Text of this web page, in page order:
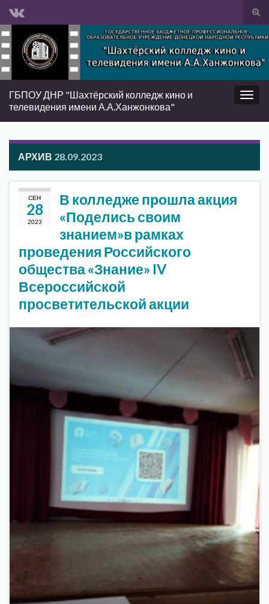
Вкл/
Search for:
Вкл/
ГБПОУ ДНР "Шахтёрский колледж кино и
телевидения имени А.А.Ханжонкова"
АРХИВ 28.09.2023
СЕН
28
2023
В колледже прошла акция
«Поделись своим
знанием»в рамках
проведения Российского
общества «Знание» IV
Всероссийской
просветительской акции